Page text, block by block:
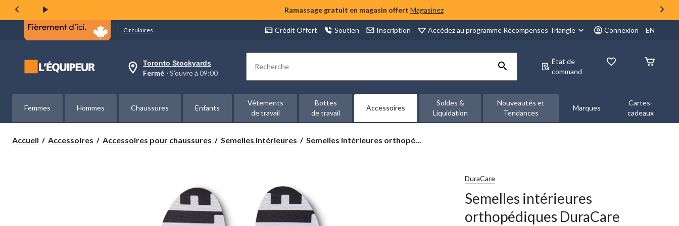
Ramassage gratuit en magasin offert Magasinez
Circulaires Crédit Offert Soutien Inscription Accédez au programme Récompenses Triangle Connexion EN
votre
est
Toronto
Stockyards,
S’ouvre
à
Toronto Stockyards
Fermé ⋅ S’ouvre à 09:00 Rechercher
État de
command
Femmes Hommes Chaussures Enfants
Vêtements
de travail
Bottes
de travail
Accessoires
Soldes &
Liquidation
Nouveautés et
Tendances
Marques
Cartes-
cadeaux
Accueil Accessoires Accessoires pour chaussures Semelles intérieures
Semelles
chaud
pour
un
Semelles intérieures orthopé...
DuraCare
Semelles intérieures
orthopédiques DuraCare